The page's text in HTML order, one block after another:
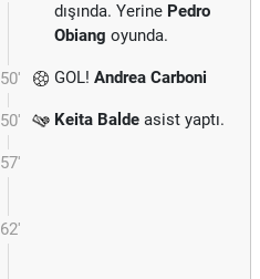
dışında. Yerine Pedro
Obiang oyunda.
50' GOL! Andrea Carboni
50' Keita Balde asist yaptı.
57'
62'